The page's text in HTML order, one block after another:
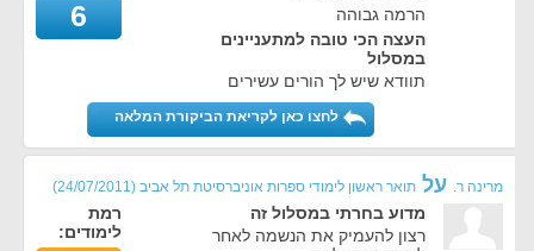
הרמה גבוהה
העצה הכי טובה למתעניינים
במסלול
תוודא שיש לך הורים עשירים
6
לחצו כאן לקריאת הביקורת המלאה
מרינה ר. על תואר ראשון לימודי ספרות אוניברסיטת תל אביב (
24/07/2011
)
מדוע בחרתי במסלול זה
רצון להעמיק את הנשמה לאחר
רמת
לימודים: